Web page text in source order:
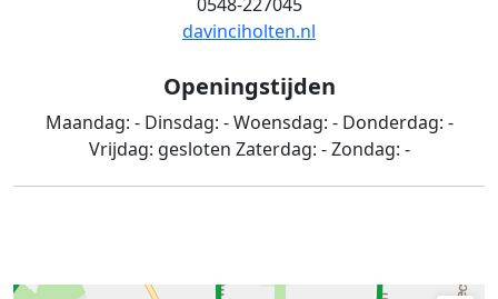
davinciholten.nl
Openingstijden
Maandag: - Dinsdag: -Woensdag: - Donderdag: -
Vrijdag: gesloten Zaterdag: -Zondag: -